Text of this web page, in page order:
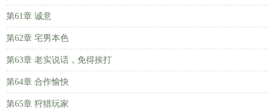
第61章 诚意
第62章 宅男本色
第63章 老实说话，免得挨打
第64章 合作愉快
第65章 狩猎玩家